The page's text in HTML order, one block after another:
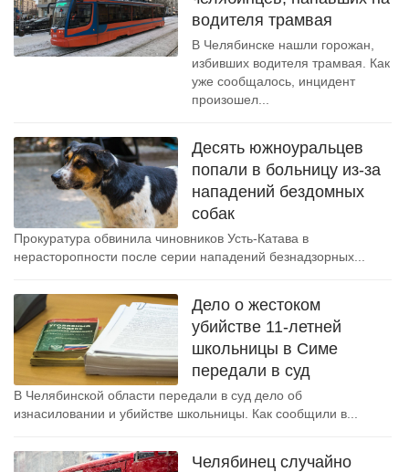
водителя трамвая
В Челябинске нашли горожан,
избивших водителя трамвая. Как
уже сообщалось, инцидент
произошел...
Десять южноуральцев
попали в больницу из-за
нападений бездомных
собак
Прокуратура обвинила чиновников Усть-Катава в
нерасторопности после серии нападений безнадзорных...
Дело о жестоком
убийстве 11-летней
школьницы в Симе
передали в суд
В Челябинской области передали в суд дело об
изнасиловании и убийстве школьницы. Как сообщили в...
Челябинец случайно